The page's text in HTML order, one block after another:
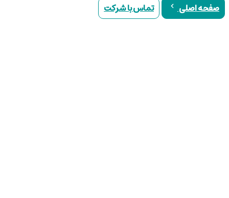
صفحه اصلی تماس با شرکت